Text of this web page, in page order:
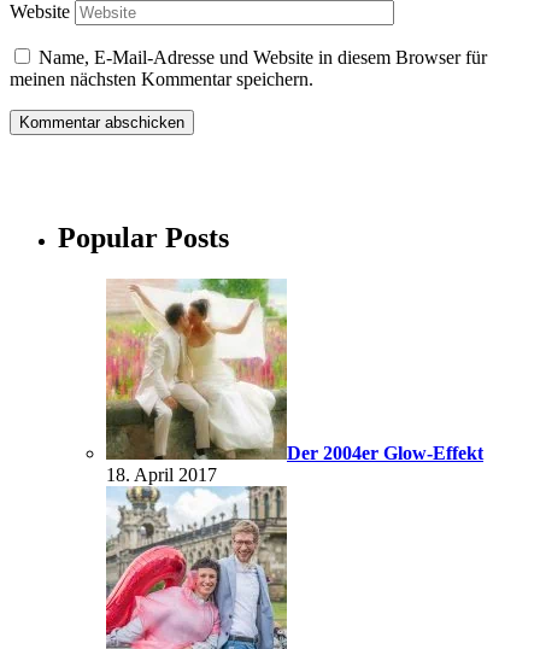
Website
Name, E-Mail-Adresse und Website in diesem Browser für
meinen nächsten Kommentar speichern.
Popular Posts
Der 2004er Glow-Effekt
18. April 2017